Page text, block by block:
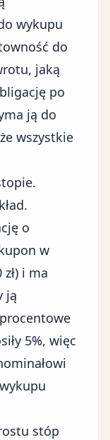
wykupu
do
jaką
po
ją do
wszystkie
o
w
i ma
ją
5%, więc
stóp